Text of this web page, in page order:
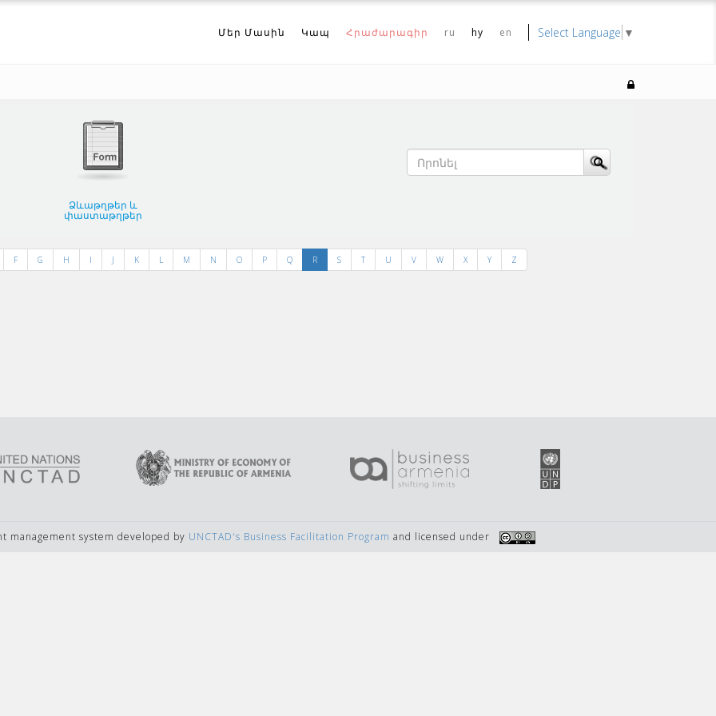
Մեր Մասին Կապ Հրաժարագիր ru hy en Select Language ▼
Ձևաթղթեր և
փաստաթղթեր
F G H I J K L M N O P Q R S T U V W X Y Z
management system developed by UNCTAD's Business Facilitation Program and licensed under